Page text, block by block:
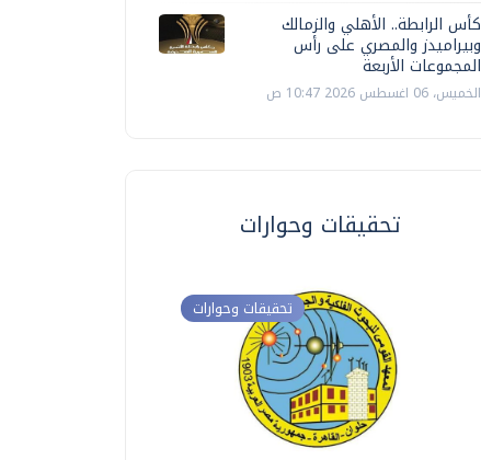
كأس الرابطة.. الأهلي والزمالك
وبيراميدز والمصري على رأس
المجموعات الأربعة
الخميس، 06 اغسطس 2026 10:47 ص
تحقيقات وحوارات
تحقيقات وحوارات